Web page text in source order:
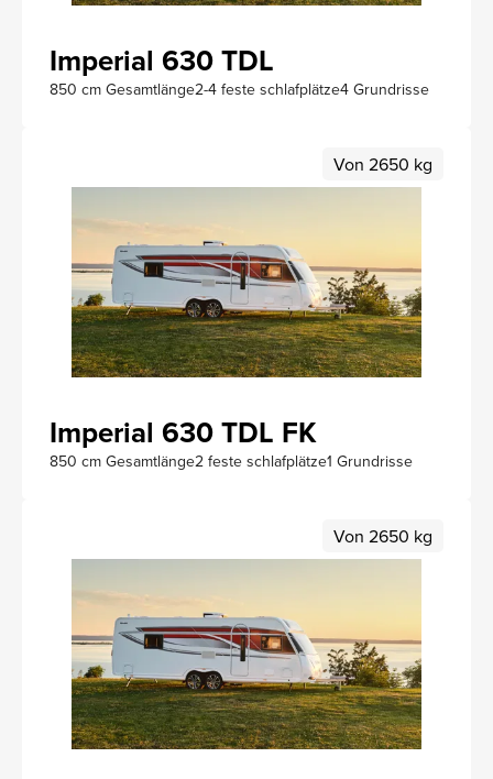
Imperial 630 TDL
850 cm Gesamtlänge2-4 feste schlafplätze4 Grundrisse
Von 2650 kg
Imperial 630 TDL FK
850 cm Gesamtlänge2 feste schlafplätze1 Grundrisse
Von 2650 kg